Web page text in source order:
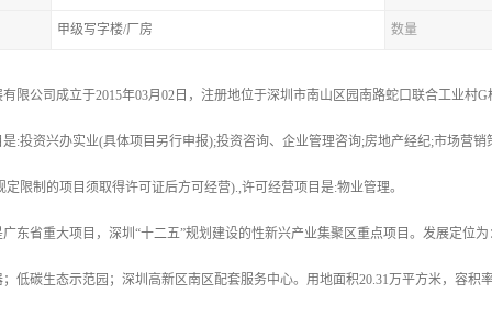
甲级写字楼/厂房 数量
限公司成立于2015年03月02日，注册地位于深圳市南山区园南路蛇口联合工业村
:投资兴办实业(具体项目另行申报);投资咨询、企业管理咨询;房地产经纪;市场营
限制的项目须取得许可证后方可经营).,许可经营项目是:物业管理。
东省重大项目，深圳“十二五”规划建设的性新兴产业集聚区重点项目。发展定位
低碳生态示范园；深圳高新区南区配套服务中心。用地面积20.31万平方米，容积